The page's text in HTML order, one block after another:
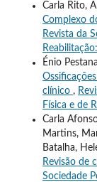
Carla Rito,
Complexo
Revista da
Énio
clínico ,
Física e de
Carla
Martins,
Batalha,
Revisão de
Sociedade